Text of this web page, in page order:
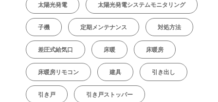
太陽光発電 太陽光発電システムモニタリング
子機 定期メンテナンス 対処方法
差圧式給気口 床暖 床暖房
床暖房リモコン 建具 引き出し
引き戸 引き戸ストッパー